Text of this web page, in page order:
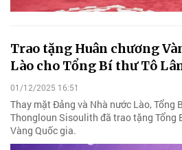
Trao tặng Huân chương
Lào cho Tổng Bí thư Tô
01/12/2025 16:51
Thay mặt Đảng và Nhà nước Lào, Tổng
Thongloun Sisoulith đã trao tặng Tổng
Vàng Quốc gia.